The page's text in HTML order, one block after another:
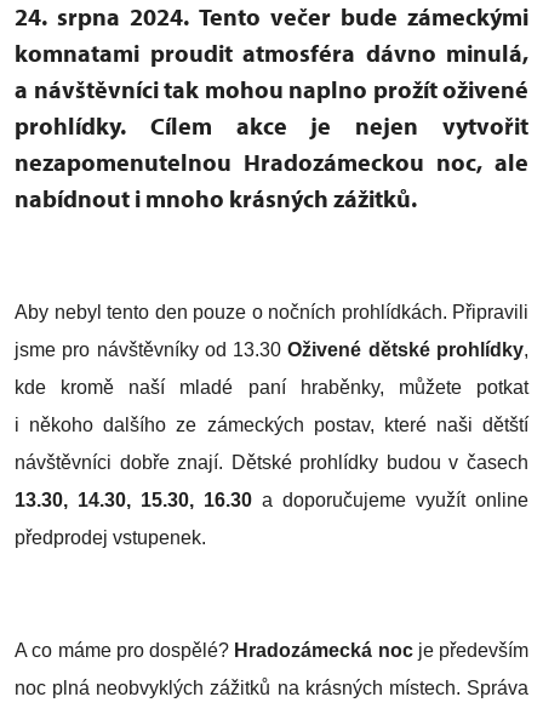
24. srpna 2024. Tento večer bude zámeckými
komnatami proudit atmosféra dávno minulá,
a návštěvníci tak mohou naplno prožít oživené
prohlídky. Cílem akce je nejen vytvořit
nezapomenutelnou Hradozámeckou noc, ale
nabídnout i mnoho krásných zážitků.
Aby nebyl tento den pouze o nočních prohlídkách. Připravili
jsme pro návštěvníky od 13.30Oživené dětské prohlídky,
kde kromě naší mladé paní hraběnky, můžete potkat
i někoho dalšího ze zámeckých postav, které naši dětští
návštěvníci dobře znají. Dětské prohlídky budou v časech
13.30, 14.30, 15.30, 16.30 a doporučujeme využít online
předprodej vstupenek.
A co máme pro dospělé? Hradozámecká nocje především
noc plná neobvyklých zážitků na krásných místech. Správa